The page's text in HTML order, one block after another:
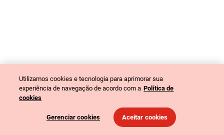
Utilizamos cookies e tecnologia para aprimorar sua
experiência de navegação de acordo com a Política de
cookies
Gerenciar cookies Aceitar cookies